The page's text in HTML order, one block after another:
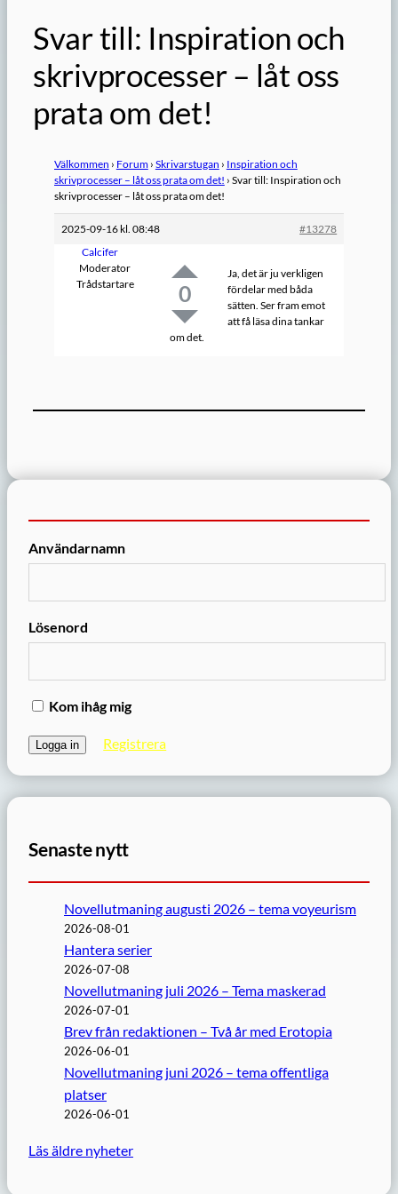
Svar till: Inspiration och
skrivprocesser – låt oss
prata om det!
Välkommen › Forum › Skrivarstugan › Inspiration och
skrivprocesser – låt oss prata om det! › Svar till: Inspiration och
skrivprocesser – låt oss prata om det!
2025-09-16 kl. 08:48
#13278
Calcifer
Moderator
Trådstartare
0
Ja, det är ju verkligen
fördelar med båda
sätten. Ser fram emot
att få läsa dina tankar
om det.
Användarnamn
Lösenord
Kom ihåg mig
Registrera
Senaste nytt
Novellutmaning augusti 2026 – tema voyeurism
2026-08-01
Hantera serier
2026-07-08
Novellutmaning juli 2026 – Tema maskerad
2026-07-01
Brev från redaktionen – Två år med Erotopia
2026-06-01
Novellutmaning juni 2026 – tema offentliga
platser
2026-06-01
Läs äldre nyheter